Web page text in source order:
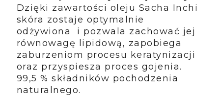
Dzięki zawartości oleju Sacha Inchi
skóra zostaje optymalnie
odżywiona i pozwala zachować jej
równowagę lipidową, zapobiega
zaburzeniom procesu keratynizacji
oraz przyspiesza proces gojenia.
99,5 % składników pochodzenia
naturalnego.